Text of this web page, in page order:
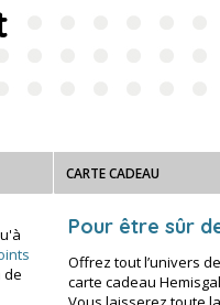
de
CARTE CADEAU
Pour être sûr
Offrez tout l’univers de
carte cadeau